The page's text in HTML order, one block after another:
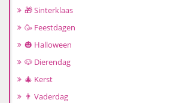
🎁 Sinterklaas
🥳 Feestdagen
🎃 Halloween
🐶 Dierendag
🎄 Kerst
👨 Vaderdag